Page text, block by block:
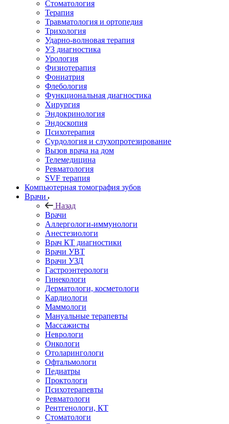
Стоматология
Терапия
Травматология и ортопедия
Трихология
Ударно-волновая терапия
УЗ диагностика
Урология
Физиотерапия
Фониатрия
Флебология
Функциональная диагностика
Хирургия
Эндокринология
Эндоскопия
Психотерапия
Сурдология и слухопротезирование
Вызов врача на дом
Телемедицина
Ревматология
SVF терапия
Компьютерная томография зубов
Врачи
Назад
Врачи
Аллергологи-иммунологи
Анестезиологи
Врач КТ диагностики
Врачи УВТ
Врачи УЗД
Гастроэнтерологи
Гинекологи
Дерматологи, косметологи
Кардиологи
Маммологи
Мануальные терапевты
Массажисты
Неврологи
Онкологи
Отоларингологи
Офтальмологи
Педиатры
Проктологи
Психотерапевты
Ревматологи
Рентгенологи, КТ
Стоматологи